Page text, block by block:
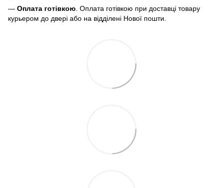
— Оплата готівкою . Оплата готівкою при доставці товару
курьером до двері або на відділені Нової пошти.